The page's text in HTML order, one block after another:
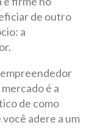
de outro
a
empreendedor
é a
de como
adere a um